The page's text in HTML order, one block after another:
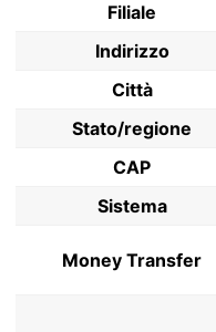
Filiale
Indirizzo
Città
Stato/regione
CAP
Sistema
Money Transfer